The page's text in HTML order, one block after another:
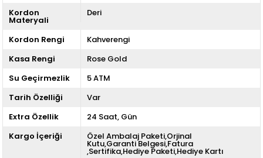
Kordon
Materyali
Deri
Kordon Rengi
Kahverengi
Kasa Rengi
Rose Gold
Su Geçirmezlik
5 ATM
Tarih Özelliği
Var
Extra Özellik
24 Saat Gün
Kargo İçeriği
Özel Ambalaj Paketi,Orjinal
Kutu,Garanti Belgesi,Fatura
,Sertifika,Hediye Paketi,Hediye Kartı